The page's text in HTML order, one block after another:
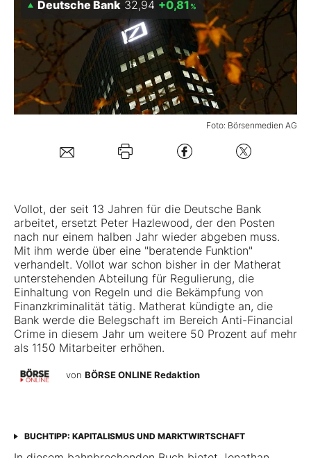
Mein B:O
Mein Konto
Folgen Sie uns
Foto: Börsenmedien AG
Deutsche Bank 32,94 +0,81 %
Vollot, der seit 13 Jahren für die Deutsche Bank
arbeitet, ersetzt Peter Hazlewood, der den Posten
nach nur einem halben Jahr wieder abgeben muss.
Mit ihm werde über eine "beratende Funktion"
verhandelt. Vollot war schon bisher in der Matherat
unterstehenden Abteilung für Regulierung, die
Einhaltung von Regeln und die Bekämpfung von
Finanzkriminalität tätig. Matherat kündigte an, die
Bank werde die Belegschaft im Bereich Anti-Financial
Crime in diesem Jahr um weitere 50 Prozent auf mehr
als 1150 Mitarbeiter erhöhen.
von BÖRSE ONLINE Redaktion
BUCHTIPP: KAPITALISMUS UND MARKTWIRTSCHAFT